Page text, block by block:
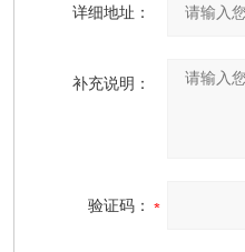
详细地址：
补充说明：
验证码：